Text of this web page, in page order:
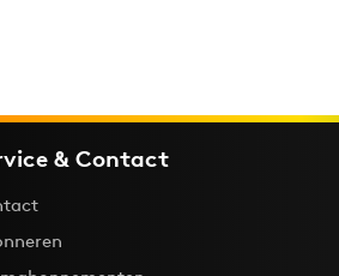
& Contact